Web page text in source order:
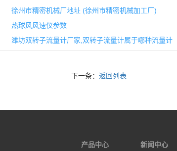
徐州市精密机械厂地址 (徐州市精密机械加工厂)
热球风风速仪参数
潍坊双转子流量计厂家,双转子流量计属于哪种流量计
下一条： 返回列表
产品中心 新闻中心